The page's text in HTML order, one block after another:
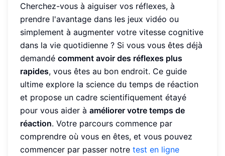
Cherchez-vous à aiguiser vos réflexes, à
prendre l'avantage dans les jeux vidéo ou
simplement à augmenter votre vitesse cognitive
dans la vie quotidienne ? Si vous vous êtes déjà
demandé comment avoir des réflexes plus
rapides, vous êtes au bon endroit. Ce guide
ultime explore la science du temps de réaction
et propose un cadre scientifiquement étayé
pour vous aider à améliorer votre temps de
réaction. Votre parcours commence par
comprendre où vous en êtes, et vous pouvez
commencer par passer notre test en ligne